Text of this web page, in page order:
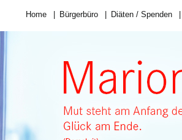
Home Bürgerbüro Diäten / Spenden